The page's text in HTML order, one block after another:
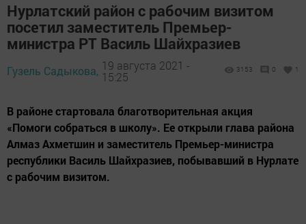
Нурлатский район с рабочим визитом
посетил заместитель Премьер-
министра РТ Василь Шайхразиев
Гузель Садыкова, 19 августа 2021 -
15:25
3153 0 1
​​​​​​​В районе стартовала благотворительная акция
«Помоги собраться в школу». Ее открыли глава района
Алмаз Ахметшин и заместитель Премьер-министра
республики Василь Шайхразиев, побывавший в Нурлате
с рабочим визитом.